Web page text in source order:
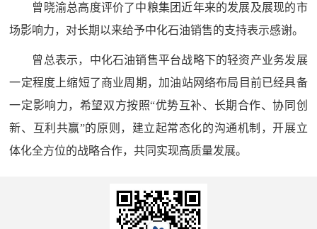
曾晓渝总高度评价了中粮集团近年来的发展及展现的市
场影响力，对长期以来给予中化石油销售的支持表示感谢。
曾总表示，中化石油销售平台战略下的轻资产业务发展
一定程度上缩短了商业周期，加油站网络布局目前已经具备
一定影响力，希望双方按照“优势互补、长期合作、协同创
新、互利共赢”的原则，建立起常态化的沟通机制，开展立
体化全方位的战略合作，共同实现高质量发展。